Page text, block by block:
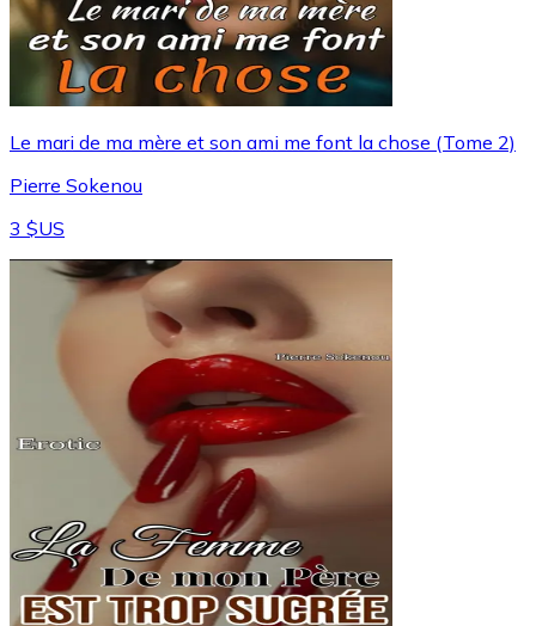
Le mari de ma mère et son ami me font la chose (Tome 2)
Pierre Sokenou
3 $US